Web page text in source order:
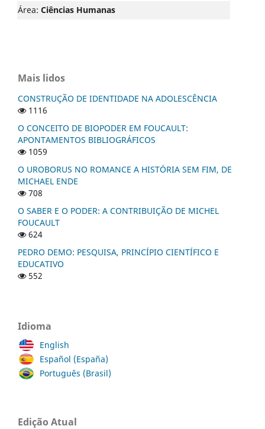
Área: Ciências Humanas
Mais lidos
CONSTRUÇÃO DE IDENTIDADE NA ADOLESCÊNCIA
1116
O CONCEITO DE BIOPODER EM FOUCAULT:
APONTAMENTOS BIBLIOGRÁFICOS
1059
O UROBORUS NO ROMANCE A HISTÓRIA SEM FIM, DE
MICHAEL ENDE
708
O SABER E O PODER: A CONTRIBUIÇÃO DE MICHEL
FOUCAULT
624
PEDRO DEMO: PESQUISA, PRINCÍPIO CIENTÍFICO E
EDUCATIVO
552
Idioma
English
Español (España)
Português (Brasil)
Edição Atual